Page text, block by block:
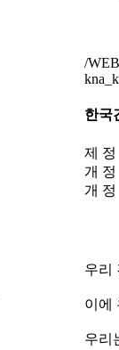
/
한국
제
개
개
우리
이에
우리